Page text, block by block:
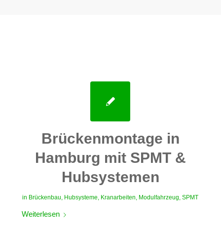
Brückenmontage in
Hamburg mit SPMT &
Hubsystemen
in Brückenbau, Hubsysteme, Kranarbeiten, Modulfahrzeug,SPMT
Weiterlesen